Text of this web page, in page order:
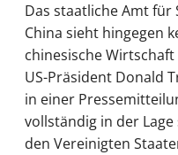
Das staatliche Amt
China sieht hingegen
chinesische
US-Präsident Donald
in einer
vollständig in der
den Vereinigten